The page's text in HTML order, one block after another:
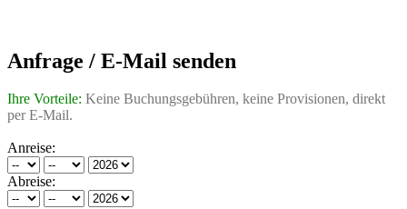
Anfrage / E-Mail senden
Ihre Vorteile: Keine Buchungsgebühren, keine Provisionen, direkt
per E-Mail.
Anreise:
Abreise: